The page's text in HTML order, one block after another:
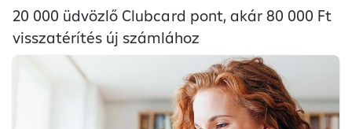
20 000 üdvözlő Clubcard pont, akár 80 000 Ft
visszatérítés új számlához